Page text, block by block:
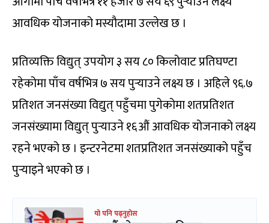
आवधिक योजनाको मस्यौदामा उल्लेख छ ।
प्रतिव्यक्ति विद्युत् उपयोग ३ सय ८० किलोवाट प्रतिघण्टा
रहेकोमा पाँच वर्षभित्र ७ सय पुर्‍याउने लक्ष्य छ । अहिले ९६.७
प्रतिशत जनसंख्या विद्युत् पहुँचमा पुगेकोमा शतप्रतिशत
जनसंख्यामा विद्युत् पुर्‍याउने १६औं आवधिक योजनाको लक्ष्य
रहने भएको छ । इन्टरनेटमा शतप्रतिशत जनसंख्याको पहुँच
पुर्‍याइने भएको छ ।
यो पनि पढ्नुहोस